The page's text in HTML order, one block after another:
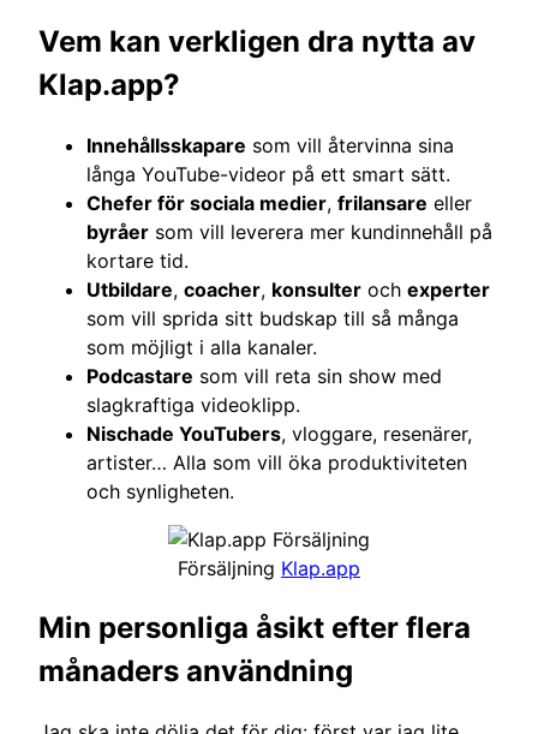
Vem kan verkligen dra nytta av
Klap.app?
Innehållsskapare som vill återvinna sina
långa YouTube-videor på ett smart sätt.
Chefer för sociala medier, frilansare eller
byråer som vill leverera mer kundinnehåll på
kortare tid.
Utbildare, coacher, konsulter och experter
som vill sprida sitt budskap till så många
som möjligt i alla kanaler.
Podcastare som vill reta sin show med
slagkraftiga videoklipp.
Nischade YouTubers, vloggare, resenärer,
artister… Alla som vill öka produktiviteten
och synligheten.
Försäljning Klap.app
Min personliga åsikt efter flera
månaders användning